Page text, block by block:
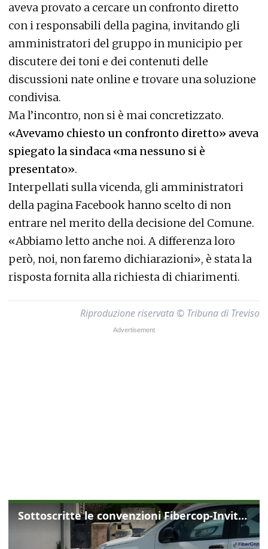
aveva provato a cercare un confronto diretto
con i responsabili della pagina, invitando gli
amministratori del gruppo in municipio per
discutere dei toni e dei contenuti delle
discussioni nate online e trovare una soluzione
condivisa.
Ma l’incontro, non si è mai concretizzato.
«Avevamo chiesto un confronto diretto» aveva
spiegato la sindaca «ma nessuno si è
presentato».
Interpellati sulla vicenda, gli amministratori
della pagina Facebook hanno scelto di non
entrare nel merito della decisione del Comune.
«Abbiamo letto anche noi. A differenza loro
però, noi, non faremo dichiarazioni», è stata la
risposta fornita alla richiesta di chiarimenti.
Riproduzione riservata © Tribuna di Treviso
Sottoscritte le convenzioni Fibercop-Invitalia, fibra ottica per 477 mila civici